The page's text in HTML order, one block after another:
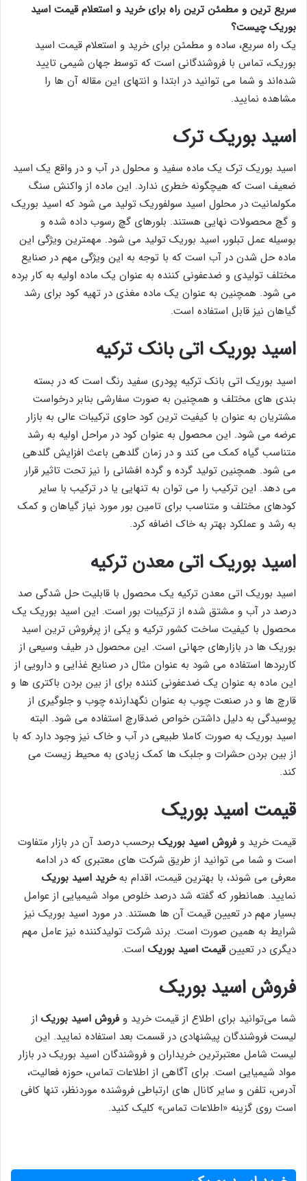
سریع ‌ترین و مطمئن ‌ترین راه برای خرید و استعلام قیمت اسید
بوریک چیست؟
یک راه سریع، ساده و مطمئن برای خرید و استعلام قیمت اسید
بوریک، تماس با فروشندگانی است که توسط جهان شیمی تایید
شده‌اند و شما می ‌توانید در ابتدا و انتهای این مقاله آن ها را
مشاهده نمایید.
اسید بوریک ترک
اسید بوریک ترک یک ماده سفید و محلول در آب و در واقع یک اسید
ضعیف است که هیچگونه خطری ندارد. این ماده از واکنش سنگ
مکولمانیت در محلول اسید سولفوریک تولید می شود که اسید بوریک
و گچ محصولات نهایی هستند. بلورهای گچ رسوب داده شده و
بوسیله عمل تبلور، اسید بوریک تولید می شود. مهمترین ویژگی این
ماده حل شدن در آب است که با توجه به این ویژگی مهم در صنایع
مختلف تولیدی و ضدعفونی کننده به عنوان یک ماده اولیه به کار برده
می شود. همچنین به عنوان یک ماده مغذی در تهیه کود برای رشد
گیاهان نیز قابل استفاده است.
اسید بوریک اتی بانک ترکیه
اسید بوریک اتی بانک ترکیه پودری سفید رنگ است که در بسته
بندی های مختلف و همچنین به صورت سفارشی بنابر درخواست
مشتریان به عنوان با کیفیت ترین کود حاوی ترکیبات عالی به بازار
عرضه می شود. این محصول به عنوان کود در مراحل اولیه به رشد
متناسب گیاه کمک می کند و در زمان گلدهی باعث افزایش گلدهی
می شود. همچنین تولید گرده و گرده افشانی را نیز تحت تاثیر قرار
می دهد. این ترکیب را می توان به تنهایی یا در ترکیب با سایر
کودهای مختلف و متناسب برای تامین بور مورد نیاز گیاهان و کمک
به رشد و عملکرد بهتر به خاک اضافه کرد.
اسید بوریک اتی معدن ترکیه
اسید بوریک اتی معدن ترکیه یک محصول با قابلیت حل شدگی صد
درصد در آب و مشتق شده از ترکیبات بور است. این اسید بوریک یک
محصول با کیفیت ساخت کشور ترکیه و یکی از پرفروش ترین اسید
بوریک ها در بازارهای جهانی است. این محصول در طیف وسیعی از
کاربردها استفاده می شود به عنوان مثال در صنایع غذایی و دارویی از
این ماده به عنوان یک ضدعفونی کننده برای از بین بردن باکتری ها و
قارچ ها و در صنعت چوب به عنوان نگهدارنده چوب و جلوگیری از
پوسیدگی به دلیل داشتن خواص ضدقارچ استفاده می شود. البته
اسید بوریک به صورت کاملا طبیعی در آب و خاک نیز وجود دارد که با
از بین بردن حشرات و جلبک ها کمک زیادی به محیط زیست می
کند.
قیمت اسید بوریک
قیمت خرید وفروش اسید بوریک برحسب درصد آن در بازار متفاوت
است و شما می توانید از طریق شرکت های معتبری که در ادامه
معرفی می شوند، با بهترین قیمت، اقدام بهخرید اسید بوریک
نمایید. همانطور که گفته شد درصد خلوص مواد شیمیایی از عوامل
بسیار مهم در تعیین قیمت آن ها هستند. در مورد اسید بوریک نیز
شرایط به همین صورت است. برند شرکت تولیدکننده نیز عامل مهم
دیگری در تعیینقیمت اسید بوریک است.
فروش ‌اسید بوریک
شما می‌توانید برای اطلاع از قیمت خرید وفروش اسید بوریک از
لیست فروشندگان پیشنهادی در قسمت بعد استفاده نمایید. این
لیست شامل معتبرترین خریداران و فروشندگان اسید بوریک در بازار
مواد شیمیایی است. برای آگاهی از اطلاعات تماس، حوزه فعالیت،
آدرس، تلفن و سایر کانال های ارتباطی فروشنده موردنظر، تنها کافی
است روی گزینه «اطلاعات تماس» کلیک کنید.